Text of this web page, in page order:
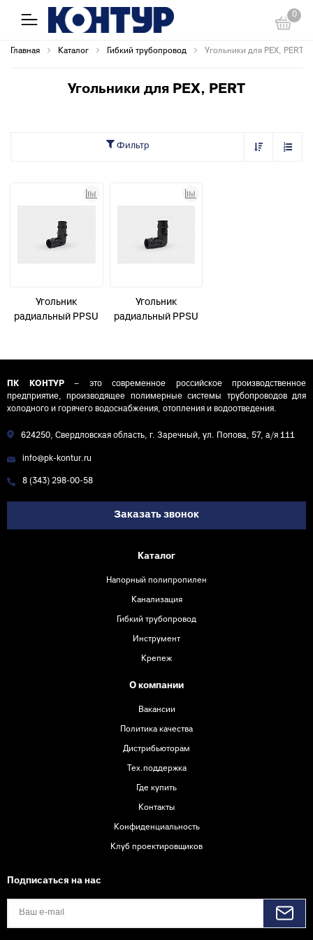
0
Главная Каталог Гибкий трубопровод Угольники для PEX, PERT
Угольники для PEX, PERT
Фильтр
Угольник
радиальный PPSU
Угольник
радиальный PPSU
ПК КОНТУР– это современное российское производственное
предприятие, производящее полимерные системы трубопроводов для
холодного и горячего водоснабжения, отопления и водоотведения.
624250, Свердловская область, г. Заречный, ул. Попова, 57, а/я 111
info@pk-kontur.ru
8 (343) 298-00-58
Заказать звонок
Каталог
Напорный полипропилен
Канализация
Гибкий трубопровод
Инструмент
Крепеж
О компании
Вакансии
Политика качества
Дистрибьюторам
Тех.поддержка
Где купить
Контакты
Конфиденциальность
Клуб проектировщиков
Подписаться на нас